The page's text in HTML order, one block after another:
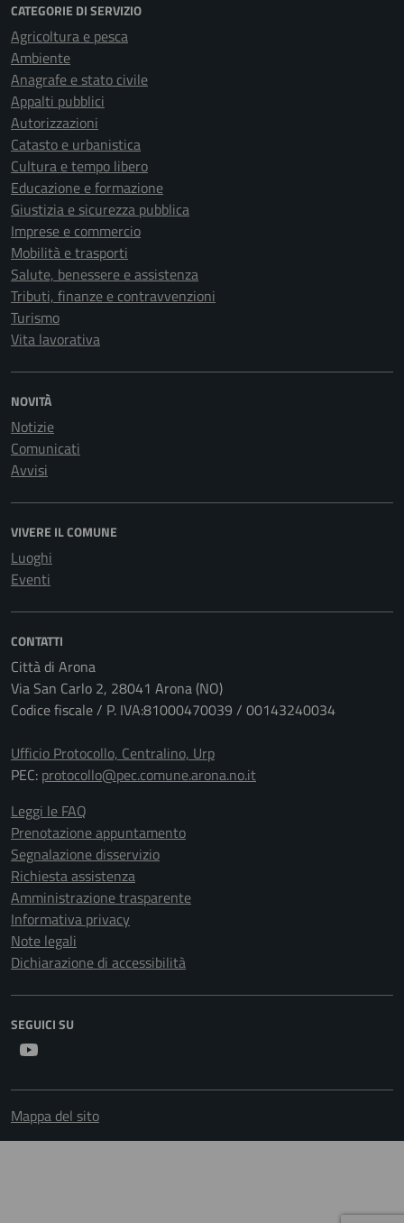
CATEGORIE DI SERVIZIO
Agricoltura e pesca
Ambiente
Anagrafe e stato civile
Appalti pubblici
Autorizzazioni
Catasto e urbanistica
Cultura e tempo libero
Educazione e formazione
Giustizia e sicurezza pubblica
Imprese e commercio
Mobilità e trasporti
Salute, benessere e assistenza
Tributi, finanze e contravvenzioni
Turismo
Vita lavorativa
NOVITÀ
Notizie
Comunicati
Avvisi
VIVERE IL COMUNE
Luoghi
Eventi
CONTATTI
Città di Arona
Via San Carlo 2, 28041 Arona (NO)
Codice fiscale / P. IVA:81000470039 / 00143240034
Ufficio Protocollo, Centralino, Urp
PEC: protocollo@pec.comune.arona.no.it
Leggi le FAQ
Prenotazione appuntamento
Segnalazione disservizio
Richiesta assistenza
Amministrazione trasparente
Informativa privacy
Note legali
Dichiarazione di accessibilità
SEGUICI SU
Mappa del sito